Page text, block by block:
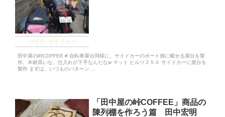
バイク･サイドカー
田中屋の峠COFFEE # 自転車屋台同様に、サイドカーのボート側に載せる屋台を製
作。木材高いな、仕入れが下手なんだなw マット ヒルツ２５０ サイドカーに屋台を
製作 まずは、いつものパターン ...
「田中屋の峠COFFEE」商品の
陳列棚を作ろう篇 田中宏明